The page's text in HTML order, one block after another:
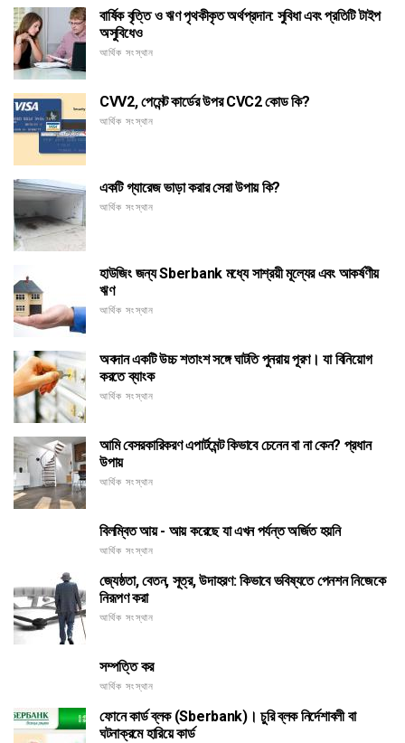
বার্ষিক বৃত্তি ও ঋণ পৃথকীকৃত অর্থপ্রদান: সুবিধা এবং প্রতিটি টাইপ
অসুবিধেও
আর্থিক সংস্থান
CVV2, পেমেন্ট কার্ডের উপর CVC2 কোড কি?
আর্থিক সংস্থান
একটি গ্যারেজ ভাড়া করার সেরা উপায় কি?
আর্থিক সংস্থান
হাউজিং জন্য Sberbank মধ্যে সাশ্রয়ী মূল্যের এবং আকর্ষণীয়
ঋণ
আর্থিক সংস্থান
অবদান একটি উচ্চ শতাংশ সঙ্গে ঘাটতি পুনরায় পূরণ। যা বিনিয়োগ
করতে ব্যাংক
আর্থিক সংস্থান
আমি বেসরকারিকরণ এপার্টমেন্ট কিভাবে চেনেন বা না কেন? প্রধান
উপায়
আর্থিক সংস্থান
বিলম্বিত আয় - আয় করেছে যা এখন পর্যন্ত অর্জিত হয়নি
আর্থিক সংস্থান
জ্যেষ্ঠতা, বেতন, সূত্র, উদাহরণ: কিভাবে ভবিষ্যতে পেনশন নিজেকে
নিরূপণ করা
আর্থিক সংস্থান
সম্পত্তি কর
আর্থিক সংস্থান
ফোনে কার্ড ব্লক (Sberbank)। চুরি ব্লক নির্দেশাবলী বা
ঘটনাক্রমে হারিয়ে কার্ড